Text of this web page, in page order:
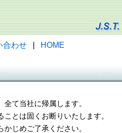
合わせ HOME
て当社に帰属します。
とは固くお断りいたします。
じめご了承ください。